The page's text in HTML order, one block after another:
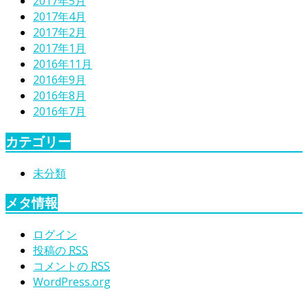
2017年4月
2017年2月
2017年1月
2016年11月
2016年9月
2016年8月
2016年7月
カテゴリー
未分類
メタ情報
ログイン
投稿の RSS
コメントの RSS
WordPress.org